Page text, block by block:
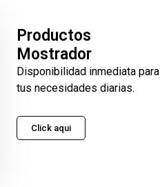
Productos
Mostrador
Disponibilidad inmediata para
tus necesidades diarias.
Click aqui